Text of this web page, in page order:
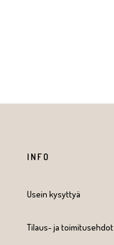
INFO
Usein kysyttyä
Tilaus- ja toimitusehdot